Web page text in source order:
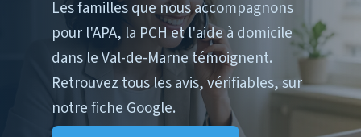
Les familles que nous accompagnons
pour l'APA, la PCH et l'aide à domicile
dans le Val-de-Marne témoignent.
Retrouvez tous les avis, vérifiables, sur
notre fiche Google.